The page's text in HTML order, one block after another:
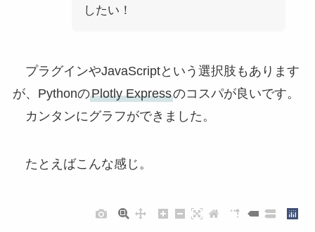
したい！
プラグインやJavaScriptという選択肢もあります
が、PythonのPlotly Expressのコスパが良いです。
カンタンにグラフができました。
たとえばこんな感じ。